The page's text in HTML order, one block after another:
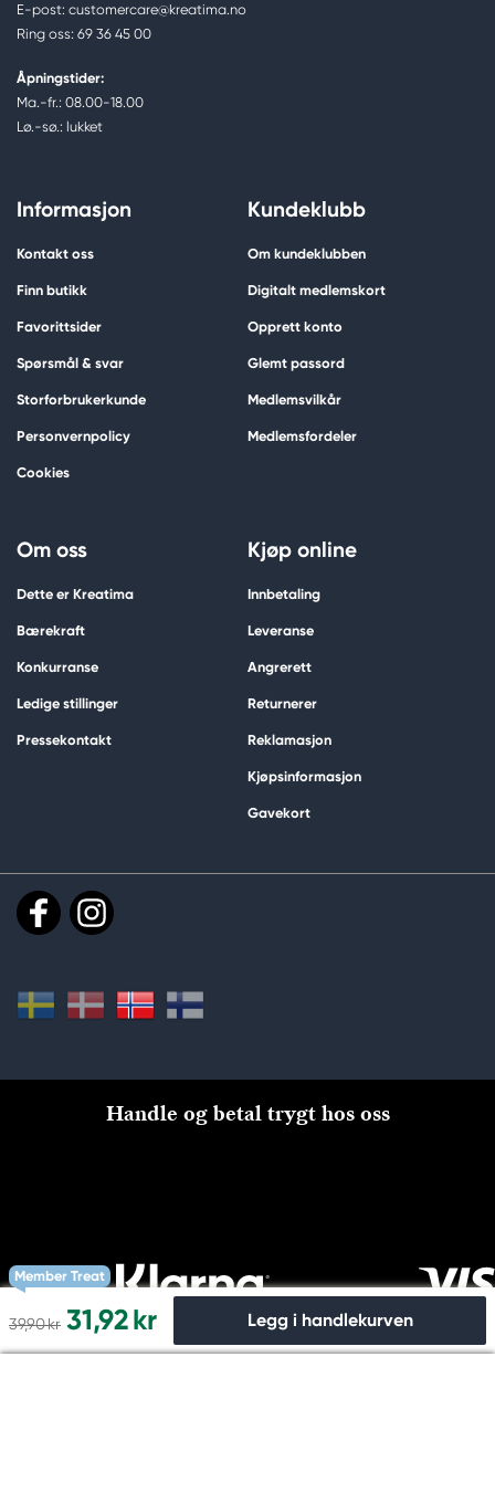
Member Treat
39,90 kr 31,92 kr Legg i handlekurven
E-post: customercare@kreatima.no
Ring oss: 69 36 45 00
Åpningstider:
Ma.-fr.: 08.00-18.00
Lø.-sø.: lukket
Informasjon
Kontakt oss
Finn butikk
Favorittsider
Spørsmål & svar
Storforbrukerkunde
Personvernpolicy
Cookies
Kundeklubb
Om kundeklubben
Digitalt medlemskort
Opprett konto
Glemt passord
Medlemsvilkår
Medlemsfordeler
Om oss
Dette er Kreatima
Bærekraft
Konkurranse
Ledige stillinger
Pressekontakt
Kjøp online
Innbetaling
Leveranse
Angrerett
Returnerer
Reklamasjon
Kjøpsinformasjon
Gavekort
Handle og betal trygt hos oss